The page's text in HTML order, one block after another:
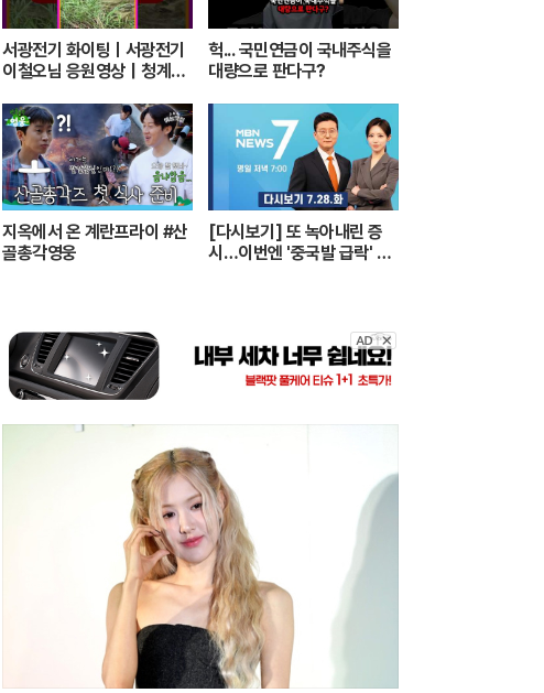
서광전기 화이팅ㅣ서광전기
이철오님 응원영상｜청계천
헉... 국민연금이 국내주식을
대량으로 판다구?
지옥에서 온 계란프라이 #산
골총각영웅
[다시보기] 또 녹아내린 증
시…이번엔 '중국발 급락' 한